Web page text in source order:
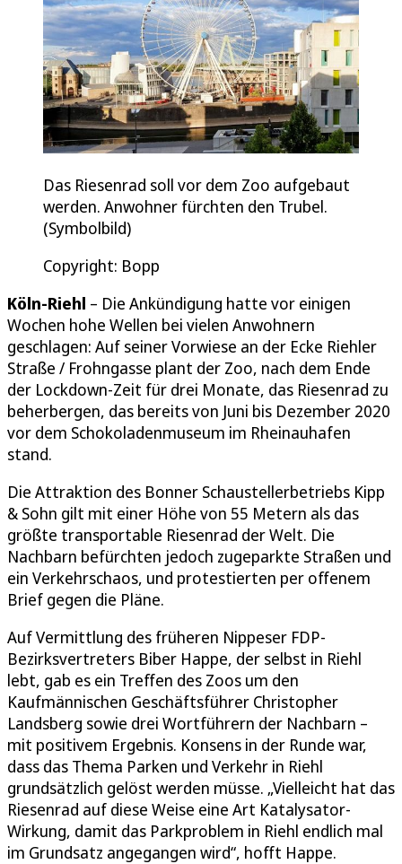
Das Riesenrad soll vor dem Zoo aufgebaut
werden. Anwohner fürchten den Trubel.
(Symbolbild)
Copyright: Bopp
Köln-Riehl – Die Ankündigung hatte vor einigen
Wochen hohe Wellen bei vielen Anwohnern
geschlagen: Auf seiner Vorwiese an der Ecke Riehler
Straße / Frohngasse plant der Zoo, nach dem Ende
der Lockdown-Zeit für drei Monate, das Riesenrad zu
beherbergen, das bereits von Juni bis Dezember 2020
vor dem Schokoladenmuseum im Rheinauhafen
stand.
Die Attraktion des Bonner Schaustellerbetriebs Kipp
& Sohn gilt mit einer Höhe von 55 Metern als das
größte transportable Riesenrad der Welt. Die
Nachbarn befürchten jedoch zugeparkte Straßen und
ein Verkehrschaos, und protestierten per offenem
Brief gegen die Pläne.
Auf Vermittlung des früheren Nippeser FDP-
Bezirksvertreters Biber Happe, der selbst in Riehl
lebt, gab es ein Treffen des Zoos um den
Kaufmännischen Geschäftsführer Christopher
Landsberg sowie drei Wortführern der Nachbarn –
mit positivem Ergebnis. Konsens in der Runde war,
dass das Thema Parken und Verkehr in Riehl
grundsätzlich gelöst werden müsse. „Vielleicht hat das
Riesenrad auf diese Weise eine Art Katalysator-
Wirkung, damit das Parkproblem in Riehl endlich mal
im Grundsatz angegangen wird“, hofft Happe.